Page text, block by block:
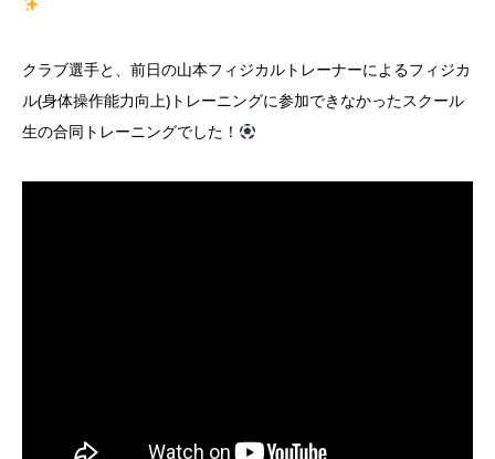
クラブ選手と、前日の山本フィジカルトレーナーによるフィジカ
ル(身体操作能力向上)トレーニングに参加できなかったスクール
生の合同トレーニングでした！